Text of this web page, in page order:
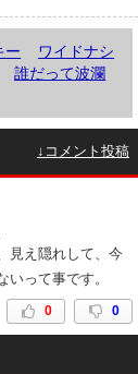
ー
ワイドナシ
誰だって波瀾
↓コメント投稿
見え隠れして、今
って事です。
0 0